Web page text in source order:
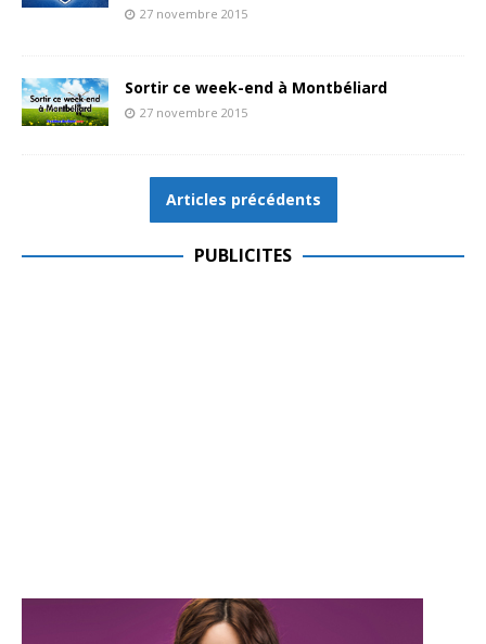
27 novembre 2015
Sortir ce week-end à Montbéliard
27 novembre 2015
Articles précédents
PUBLICITES